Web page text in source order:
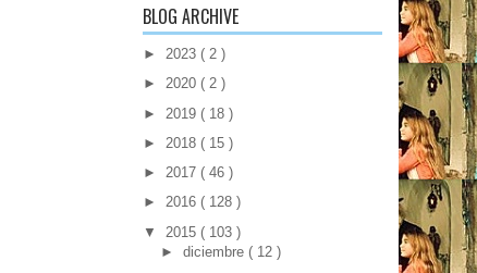
BLOG ARCHIVE
► 2023 ( 2 )
► 2020 ( 2 )
► 2019 ( 18 )
► 2018 ( 15 )
► 2017 ( 46 )
► 2016 ( 128 )
▼ 2015 ( 103 )
► diciembre ( 12 )